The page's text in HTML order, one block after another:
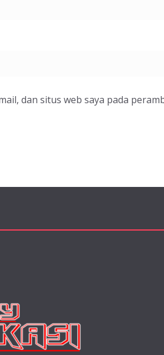
dan situs web saya pada